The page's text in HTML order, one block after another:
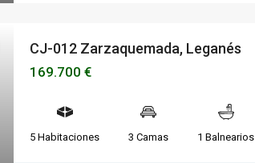
CJ-012 Zarzaquemada, Leganés
169.700 €
5 Habitaciones 3 Camas 1 Balnearios